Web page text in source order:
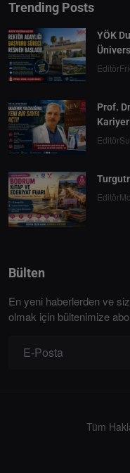
Trending Posts
YÖK
Editör
Prof.
Editör
Editör
Bülten
En yeni haberlerden ve
olmak için bültenimize
Tüm